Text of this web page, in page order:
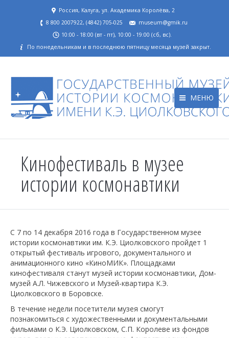
Россия, Калуга, ул. Академика Королёва, 2
8 800 2007922, (4842) 705-025
museum@gmik.ru
10:00 - 18:00 (вт - пт), 10:00 - 19:00 (сб, вс).
По понедельникам и в последнюю пятницу месяца музей закрыт.
МЕНЮ
Кинофестиваль в музее
истории космонавтики
С 7 по 14 декабря 2016 года в Государственном музее
истории космонавтики им. К.Э. Циолковского пройдет 1
открытый фестиваль игрового, документального и
анимационного кино «КиноМИК». Площадками
кинофестиваля станут музей истории космонавтики, Дом-
музей А.Л. Чижевского и Музей-квартира К.Э.
Циолковского в Боровске.
В течение недели посетители музея смогут
познакомиться с художественными и документальными
фильмами о К.Э. Циолковском, С.П. Королеве из фондов